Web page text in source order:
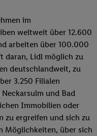
im
weltweit über 12.600
arbeiten über 100.000
daran, Lidl möglich zu
deutschlandweit, zu
3.250 Filialen
und Bad
Immobilien oder
zu ergreifen und sich zu
Möglichkeiten, über sich